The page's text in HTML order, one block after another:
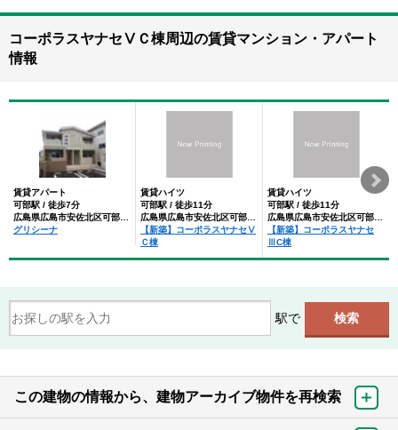
コーポラスヤナセⅤＣ棟周辺の賃貸マンション・アパート
情報
賃貸アパート
可部駅 / 徒歩7分
グリシーナ
賃貸ハイツ
可部駅 / 徒歩11分
【新築】コーポラスヤナセⅤ
Ｃ棟
賃貸ハイツ
可部駅 / 徒歩11分
【新築】コーポラスヤナセ
ⅢC棟
駅で
この建物の情報から、建物アーカイブ物件を再検索